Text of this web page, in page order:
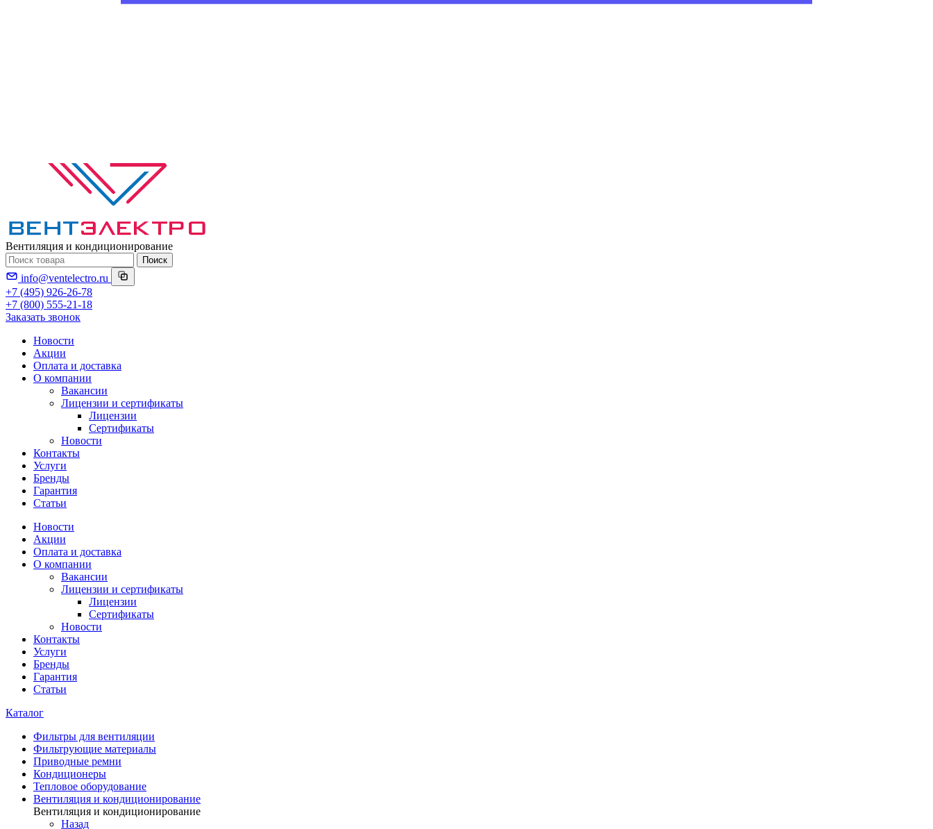
Вентиляция и кондиционирование
Поиск
info@ventelectro.ru
+7 (495) 926-26-78
+7 (800) 555-21-18
Заказать звонок
Новости
Акции
Оплата и доставка
О компании
Вакансии
Лицензии и сертификаты
Лицензии
Сертификаты
Новости
Контакты
Услуги
Бренды
Гарантия
Статьи
Новости
Акции
Оплата и доставка
О компании
Вакансии
Лицензии и сертификаты
Лицензии
Сертификаты
Новости
Контакты
Услуги
Бренды
Гарантия
Статьи
Каталог
Фильтры для вентиляции
Фильтрующие материалы
Приводные ремни
Кондиционеры
Тепловое оборудование
Вентиляция и кондиционирование
Вентиляция и кондиционирование
Назад